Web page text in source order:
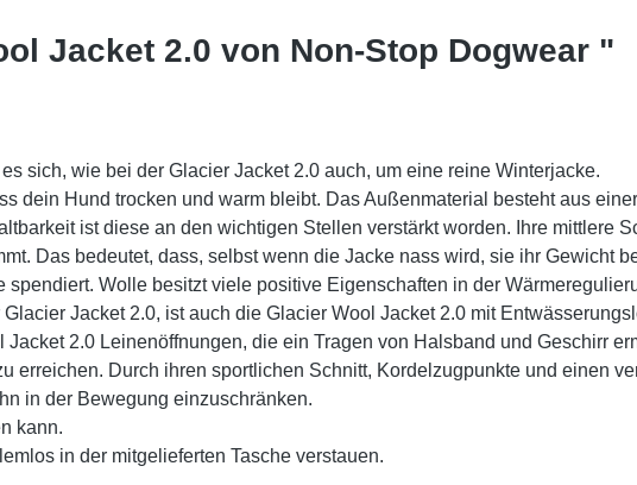
Jacket 2.0 von Non-Stop Dogwear "
sich, wie bei der Glacier Jacket 2.0 auch, um eine reine Winterjacke.
dein Hund trocken und warm bleibt. Das Außenmaterial besteht aus
ist diese an den wichtigen Stellen verstärkt worden. Ihre mittlere
Das bedeutet, dass, selbst wenn die Jacke nass wird, sie ihr Gewicht
Wolle besitzt viele positive Eigenschaften in der
Jacket 2.0, ist auch die Glacier Wool Jacket 2.0 mit
2.0 Leinenöffnungen, die ein Tragen von Halsband und Geschirr
erreichen. Durch ihren sportlichen Schnitt, Kordelzugpunkte und einen
in der Bewegung einzuschränken.
kann.
in der mitgelieferten Tasche verstauen.